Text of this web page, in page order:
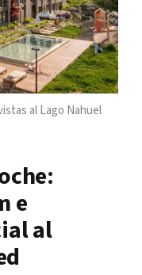
al Lago Nahuel
e
al